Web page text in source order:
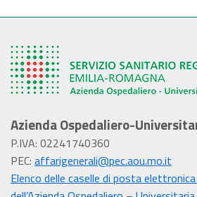
Azienda Ospedaliero-
P.IVA: 02241740360
PEC: affarigenerali@pec.aou.mo.it
Elenco delle caselle di posta